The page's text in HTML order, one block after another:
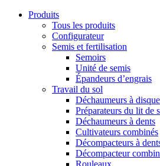
Produits
Tous les produits
Configurateur
Semis et fertilisation
Semoirs
Unité de semis
Épandeurs d’engrais
Travail du sol
Déchaumeurs à
Préparateurs du lit de
Déchaumeurs à dents
Cultivateurs combinés
Décompacteurs à
Décompacteur
Rouleaux